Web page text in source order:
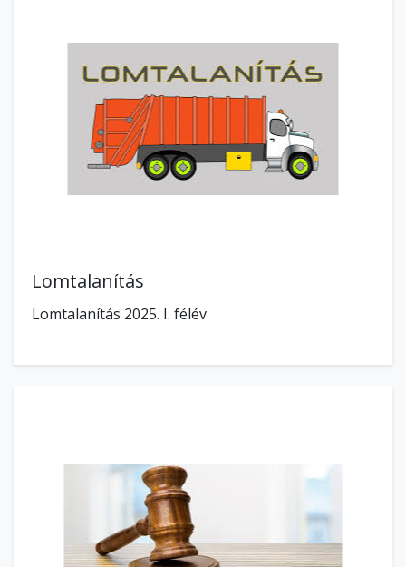
Lomtalanítás
Lomtalanítás 2025. I. félév